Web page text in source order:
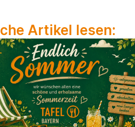
Artikel lesen: